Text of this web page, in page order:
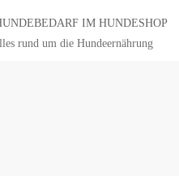
IM HUNDESHOP
rund um die Hundeernährung